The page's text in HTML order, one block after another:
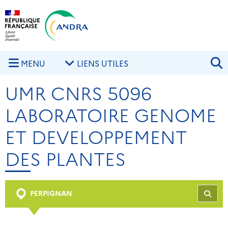
Aller au contenu principal
MENU LIENS UTILES
UMR CNRS 5096
LABORATOIRE GENOME
ET DEVELOPPEMENT
DES PLANTES
PERPIGNAN